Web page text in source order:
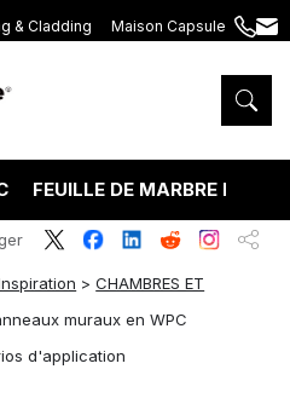
& Cladding Maison Capsule
+86
5575
FEUILLE DE MARBRE PVC
>CHAMBRES ET
muraux en WPC
d'application